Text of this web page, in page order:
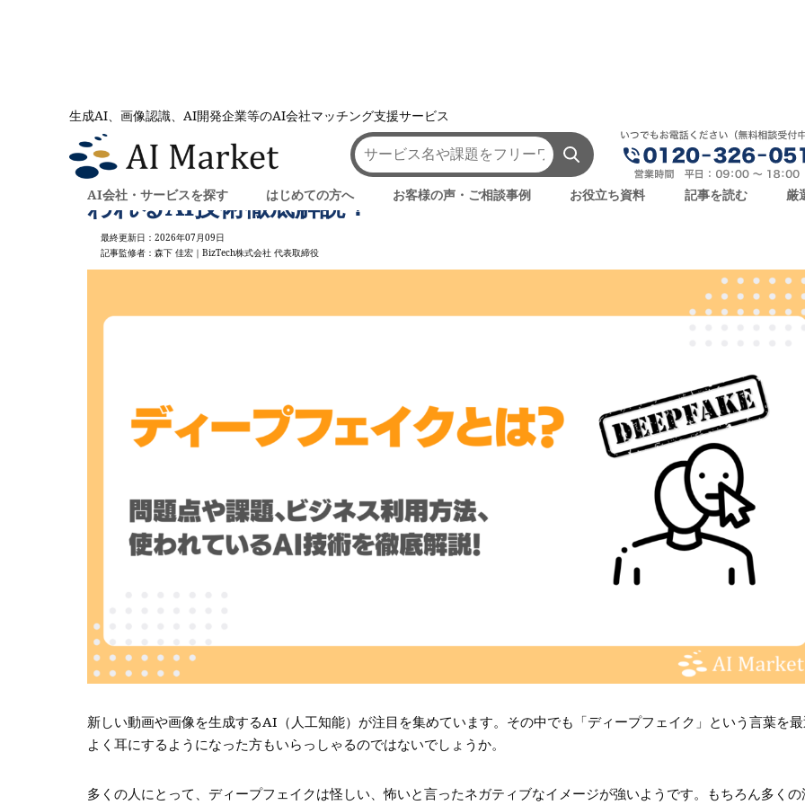
生成AI、画像認識、AI開発企業等のAI会社マッチング支援サービス
AI会社・サービスを探す はじめての方へ お客様の声・ご相談事例 お役立ち資料 記事を読む 厳
AI会社とのマッチングは AI Market 記事一覧 AIを学ぶ・知る ディープフェイクとは？問題点・課題・ビジネ
ディープフェイクとは？問題点・課題・ビジネス利用方法、使
われるAI技術徹底解説！
最終更新日：2026年07月09日
記事監修者：森下 佳宏｜BizTech株式会社 代表取締役
新しい動画や画像を生成するAI（人工知能）が注目を集めています。その中でも「ディープフェイク」という言葉を
よく耳にするようになった方もいらっしゃるのではないでしょうか。
多くの人にとって、ディープフェイクは怪しい、怖いと言ったネガティブなイメージが強いようです。もちろん多くの